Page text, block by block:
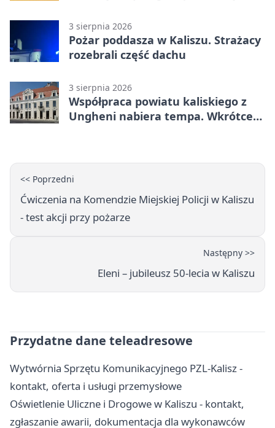
3 sierpnia 2026
Pożar poddasza w Kaliszu. Strażacy
rozebrali część dachu
3 sierpnia 2026
Współpraca powiatu kaliskiego z
Ungheni nabiera tempa. Wkrótce
<< Poprzedni
Ćwiczenia na Komendzie Miejskiej Policji w Kaliszu
- test akcji przy pożarze
Następny >>
Eleni – jubileusz 50‑lecia w Kaliszu
Przydatne dane teleadresowe
Wytwórnia Sprzętu Komunikacyjnego PZL-Kalisz -
kontakt, oferta i usługi przemysłowe
Oświetlenie Uliczne i Drogowe w Kaliszu - kontakt,
zgłaszanie awarii, dokumentacja dla wykonawców